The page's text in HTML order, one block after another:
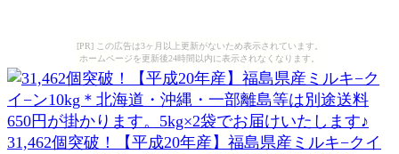
[PR] この広告は3ヶ月以上更新がないため表示されています。
ホームページを更新後24時間以内に表示されなくなります。
31,462個突破！【平成20年産】福島県産ミルキ−クイ